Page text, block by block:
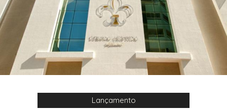
Lançamento